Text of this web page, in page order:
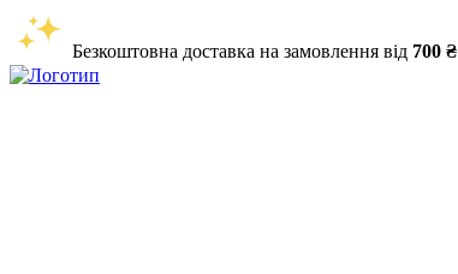
Безкоштовна доставка на замовлення від 700 ₴